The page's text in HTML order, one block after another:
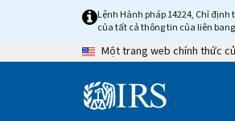
content
Lệnh Hành pháp 14224, Chỉ
của tất cả thông tin của liên
Một trang web chính thức